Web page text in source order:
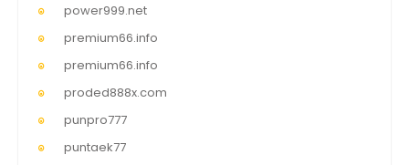
power999.net
premium66.info
premium66.info
proded888x.com
punpro777
puntaek77